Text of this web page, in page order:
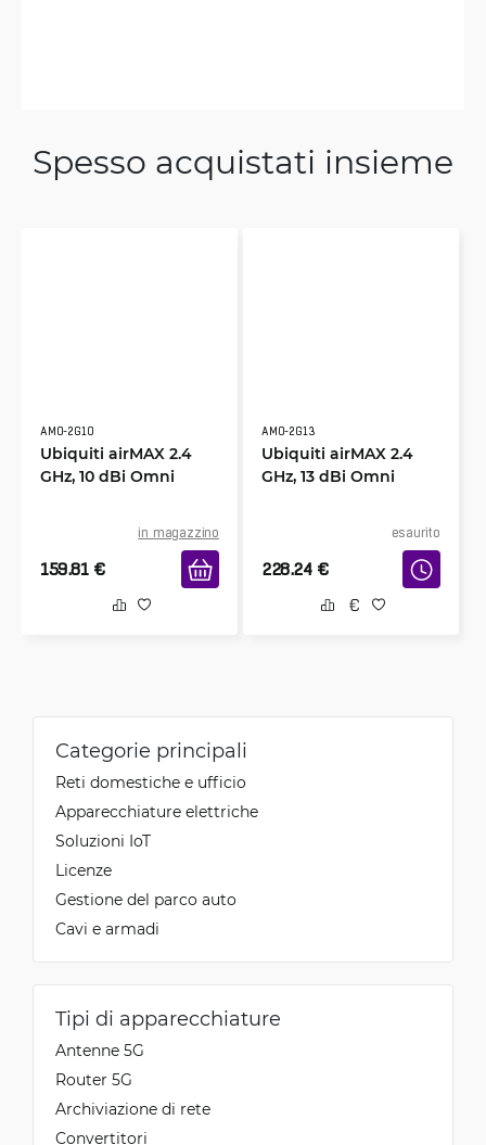
Spesso acquistati insieme
AMO-2G10
Ubiquiti airMAX 2.4
GHz, 10 dBi Omni
in magazzino
159.81 €
AMO-2G13
Ubiquiti airMAX 2.4
GHz, 13 dBi Omni
esaurito
228.24 €
Categorie principali
Reti domestiche e ufficio
Apparecchiature elettriche
Soluzioni IoT
Licenze
Gestione del parco auto
Cavi e armadi
Tipi di apparecchiature
Antenne 5G
Router 5G
Archiviazione di rete
Convertitori